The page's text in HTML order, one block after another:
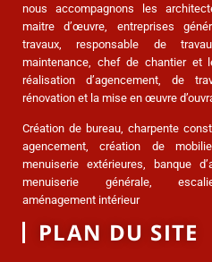
nous accompagnons les
maitre d’œuvre, entreprises
travaux, responsable de
maintenance, chef de chantier et
réalisation d’agencement, de
rénovation et la mise en œuvre
Création de bureau, charpente
agencement, création de
menuiserie extérieures, banque
menuiserie générale,
aménagement intérieur
PLAN DU SITE